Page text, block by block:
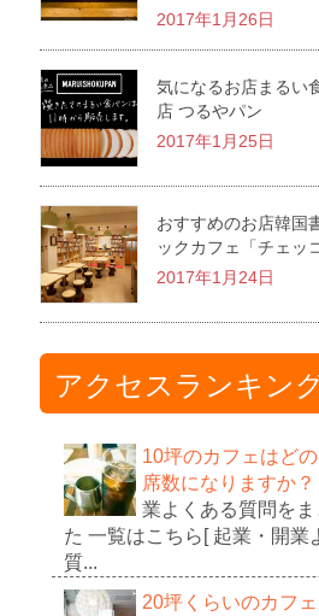
2017年1月26日
気になるお店まるい
店 つるやパン
2017年1月25日
おすすめのお店韓国
ックカフェ「チェッ
2017年1月24日
アクセスランキン
10坪のカフェはど
席数になりますか？
業よくある質問をま
た 一覧はこちら[ 起業・開業
質...
20坪くらいのカフ